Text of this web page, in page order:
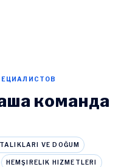
команда
VE DOĞUM
HEMŞIRELIK HIZMETLERI